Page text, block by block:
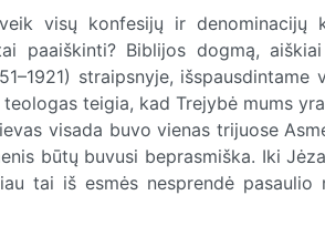
visų konfesijų ir denominacijų
paaiškinti? Biblijos dogmą,
straipsnyje, išspausdintame
teigia, kad Trejybė mums
visada buvo vienas trijuose
būtų buvusi beprasmiška. Iki
tai iš esmės nesprendė pasaulio